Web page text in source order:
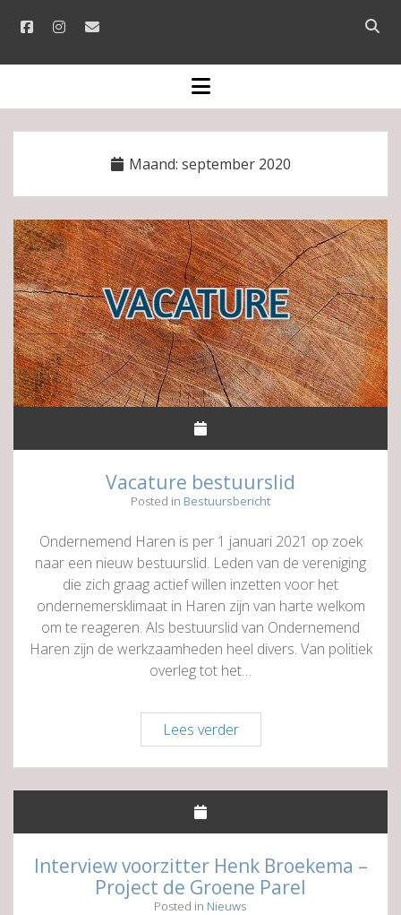
facebookinstagram
email
Open
bar
open
menu
Maand: september 2020
Vacature bestuurslid
Posted in Bestuursbericht
Ondernemend Haren is per 1 januari 2021 op zoek
naar een nieuw bestuurslid. Leden van de vereniging
die zich graag actief willen inzetten voor het
ondernemersklimaat in Haren zijn van harte welkom
om te reageren. Als bestuurslid van Ondernemend
Haren zijn de werkzaamheden heel divers. Van politiek
overleg tot het…
Lees verderVacature
bestuurslid
Interview voorzitter Henk Broekema –
Project de Groene Parel
Posted in Nieuws